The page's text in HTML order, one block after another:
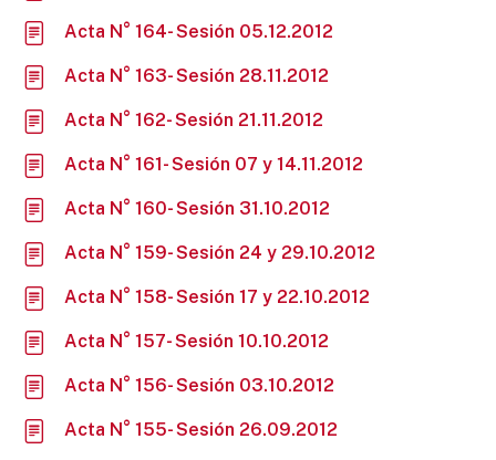
Acta N° 164- Sesión 05.12.2012
Acta N° 163- Sesión 28.11.2012
Acta N° 162- Sesión 21.11.2012
Acta N° 161- Sesión 07 y 14.11.2012
Acta N° 160- Sesión 31.10.2012
Acta N° 159- Sesión 24 y 29.10.2012
Acta N° 158- Sesión 17 y 22.10.2012
Acta N° 157- Sesión 10.10.2012
Acta N° 156- Sesión 03.10.2012
Acta N° 155- Sesión 26.09.2012